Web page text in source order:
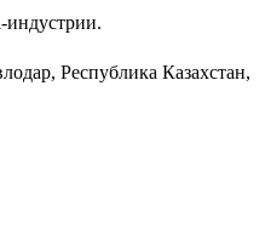
индустрии.
Республика Казахстан,